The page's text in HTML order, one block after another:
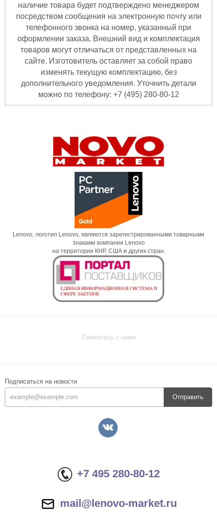
наличие товара будет подтверждено менеджером
посредством сообщения на электронную почту или
телефонного звонка на номер, указанный при
оформлении заказа. Внешний вид и комплектация
товаров могут отличаться от представленных на
сайте. Изготовитель оставляет за собой право
изменять текущую комплектацию, без
дополнительного уведомления. Уточнить детали
можно по телефону: +7 (495) 280-80-12
Lenovo, логотип Lenovo, являются зарегистрированными товарными
знаками компании Lenovo
на территории КНР, США и других стран.
Свяжитесь с нами
Подписаться на новости
Отправить
+7 495 280-80-12
mail@lenovo-market.ru